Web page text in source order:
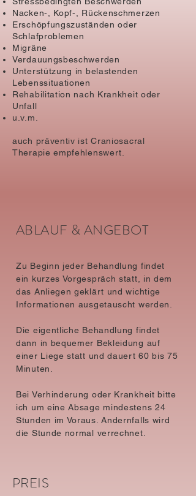
Nacken-, Kopf-, Rückenschmerzen
​Erschöpfungszuständen oder
Schlafproblemen
Migräne
Verdauungsbeschwerden
Unterstützung in belastenden
Lebenssituationen
Rehabilitation nach Krankheit oder
Unfall​
u.v.m.
auch präventiv ist Craniosacral
Therapie empfehlenswert.
ABLAUF & ANGEBOT
Zu Beginn jeder Behandlung findet
ein kurzes Vorgespräch statt, in dem
das Anliegen geklärt und wichtige
Informationen ausgetauscht werden.
Die eigentliche Behandlung findet
dann in bequemer Bekleidung auf
einer Liege statt und dauert 60 bis 75
Minuten.
Bei Verhinderung oder Krankheit bitte
ich um eine Absage mindestens 24
Stunden im Voraus. Andernfalls wird
die Stunde normal verrechnet.
PREIS